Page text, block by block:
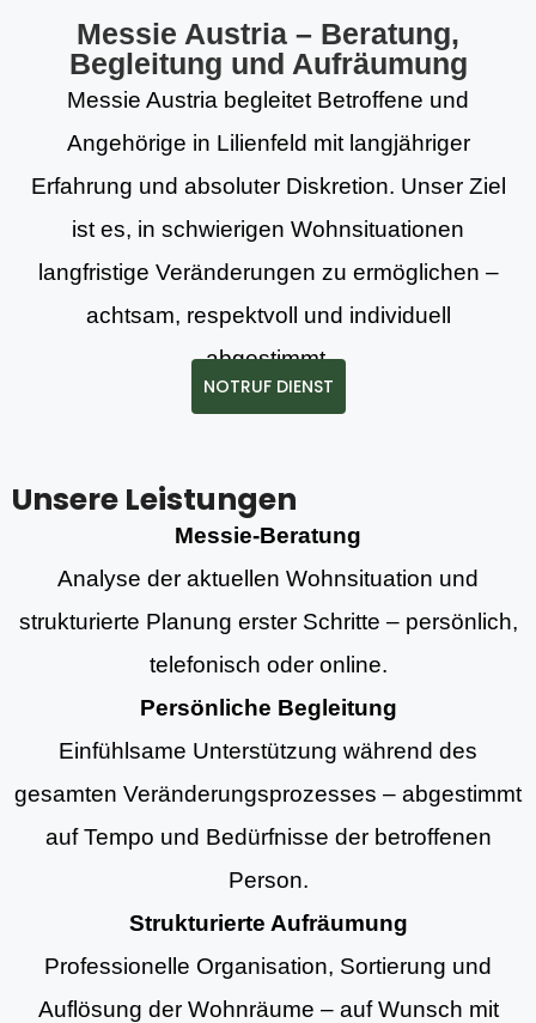
Messie Austria – Beratung,
Begleitung und Aufräumung
Messie Austria begleitet Betroffene und
Angehörige in Lilienfeld mit langjähriger
Erfahrung und absoluter Diskretion. Unser Ziel
ist es, in schwierigen Wohnsituationen
langfristige Veränderungen zu ermöglichen –
achtsam, respektvoll und individuell
abgestimmt.
NOTRUF DIENST
Unsere Leistungen
Messie-Beratung
Analyse der aktuellen Wohnsituation und
strukturierte Planung erster Schritte – persönlich,
telefonisch oder online.
Persönliche Begleitung
Einfühlsame Unterstützung während des
gesamten Veränderungsprozesses – abgestimmt
auf Tempo und Bedürfnisse der betroffenen
Person.
Strukturierte Aufräumung
Professionelle Organisation, Sortierung und
Auflösung der Wohnräume – auf Wunsch mit